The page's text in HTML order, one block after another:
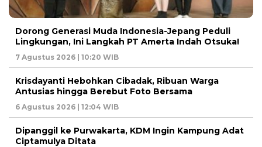
Dorong Generasi Muda Indonesia-Jepang Peduli
Lingkungan, Ini Langkah PT Amerta Indah Otsuka!
7 Agustus 2026 | 10:20 WIB
Krisdayanti Hebohkan Cibadak, Ribuan Warga
Antusias hingga Berebut Foto Bersama
6 Agustus 2026 | 12:04 WIB
Dipanggil ke Purwakarta, KDM Ingin Kampung Adat
Ciptamulya Ditata